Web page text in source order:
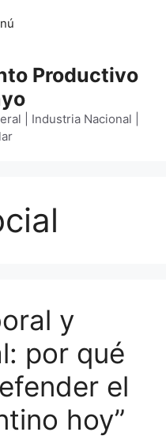
Productivo
| Industria Nacional |
y
por qué
el
hoy”